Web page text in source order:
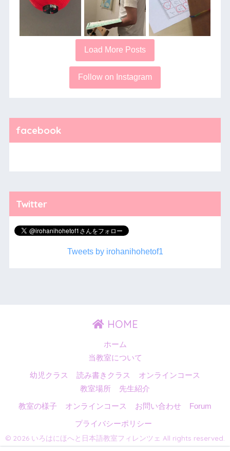
Load More Posts
Follow on Instagram
facebook
Twitter
Tweets by irohanihohetof1
HOME
ホーム
当教室について
幼児クラス 読み書きクラス
オンラインコース
教室場所
先生紹介
教室の様子 オンラインコース お問い合わせ Forum
プライバシーポリシー
© 2026 いろはにほへと日本語教室フィレンツェ All rights reserved.